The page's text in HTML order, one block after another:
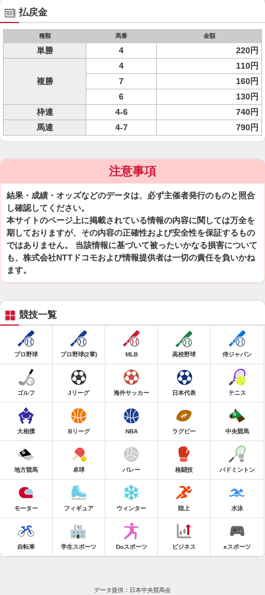
払戻金
種類 馬番 金額
単勝 4 220円
複勝
4
110円
7
160円
6
130円
枠連
4-6
740円
馬連
4-7 790円
注意事項
結果・成績・オッズなどのデータは、必ず主催者発行のものと照合
し確認してください。
本サイトのページ上に掲載されている情報の内容に関しては万全を
期しておりますが、その内容の正確性および安全性を保証するもの
ではありません。 当該情報に基づいて被ったいかなる損害について
も、株式会社NTTドコモおよび情報提供者は一切の責任を負いかね
ます。
競技一覧
プロ野球 プロ野球(2軍) MLB 高校野球 侍ジャパン
ゴルフ Jリーグ 海外サッカー 日本代表 テニス
大相撲 Bリーグ NBA ラグビー 中央競馬
地方競馬 卓球 バレー 格闘技 バドミントン
モーター フィギュア ウィンター 陸上 水泳
自転車 学生スポーツ Doスポーツ ビジネス eスポーツ
データ提供：日本中央競馬会